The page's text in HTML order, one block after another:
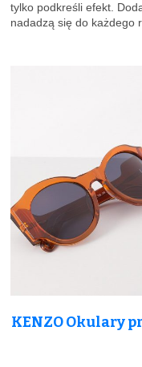
tylko podkreśli efekt.
nadadzą się do każdego
KENZO Okulary